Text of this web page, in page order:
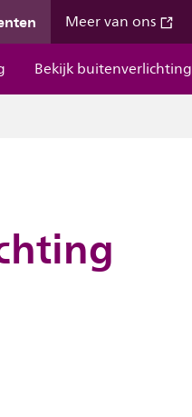
Meer van ons
Bekijk buitenverlichting